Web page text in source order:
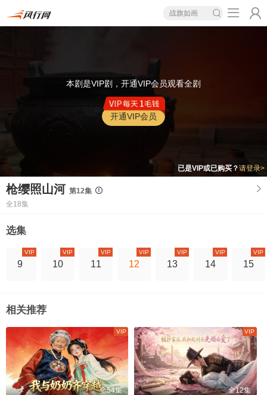
战旗如画
本剧是VIP剧，开通VIP会员观看全剧
开通VIP会员
已是VIP或已购买？请登录>
枪缨照山河 第12集
全18集
选集
9
VIP
10
VIP
11
VIP
12
VIP
13
VIP
14
VIP
15
VIP
相关推荐
全54集 全12集